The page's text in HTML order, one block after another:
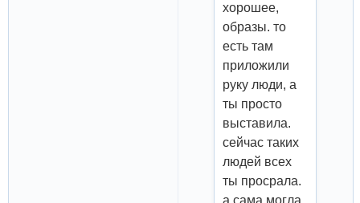
хорошее,
образы. то
есть там
приложили
руку люди, а
ты просто
выставила.
сейчас таких
людей всех
ты просрала.